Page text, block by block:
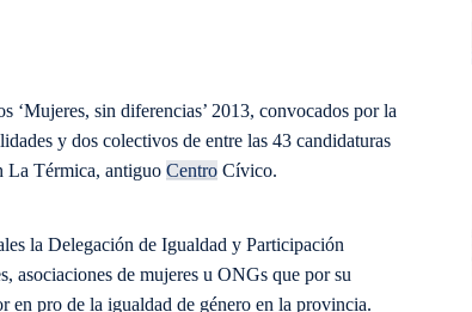
‘Mujeres, sin diferencias’ 2013, convocados por la
y dos colectivos de entre las 43 candidaturas
La Térmica, antiguo Centro Cívico.
la Delegación de Igualdad y Participación
asociaciones de mujeres u ONGs que por su
en pro de la igualdad de género en la provincia.